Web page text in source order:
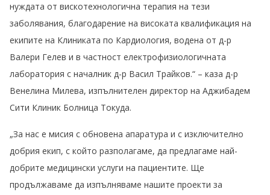
нуждата от вискотехнологична терапия на тези
заболявания, благодарение на високата квалификация на
екипите на Клиниката по Кардиология, водена от д-р
Валери Гелев и в частност електрофизиологичната
лаборатория с началник д-р Васил Трайков.“ – каза д-р
Венелина Милева, изпълнителен директор на Аджибадем
Сити Клиник Болница Токуда.
„За нас е мисия с обновена апаратура и с изключително
добрия екип, с който разполагаме, да предлагаме най-
добрите медицински услуги на пациентите. Ще
продължаваме да изпълняваме нашите проекти за